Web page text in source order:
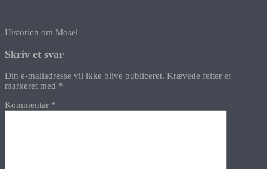
Indlægsnavigation
Historien om Mosel
Skriv et svar
Din e-mailadresse vil ikke blive publiceret. Krævede felter er
markeret med *
Kommentar *